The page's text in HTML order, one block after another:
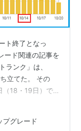
ト終了となっ
ード関連の記事を
ランク」は、
立てた。 その
（18・19日）で
ブルは崩壊しつ
数字は合成して
プグレード